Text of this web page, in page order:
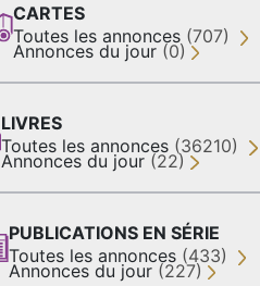
CARTES
Toutes les annonces (707)
Annonces du jour (0)
LIVRES
Toutes les annonces (36210)
Annonces du jour (22)
PUBLICATIONS EN SÉRIE
Toutes les annonces (433)
Annonces du jour (227)